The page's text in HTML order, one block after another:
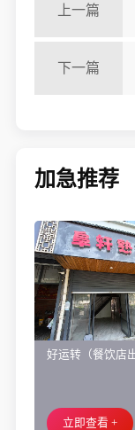
上一篇
个工业区旁小
下一篇
加急推荐
好运转（餐饮店
面旺铺出租
立即查看 +